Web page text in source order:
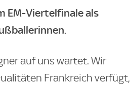
EM-Viertelfinale als
auf uns wartet. Wir
Frankreich verfügt,